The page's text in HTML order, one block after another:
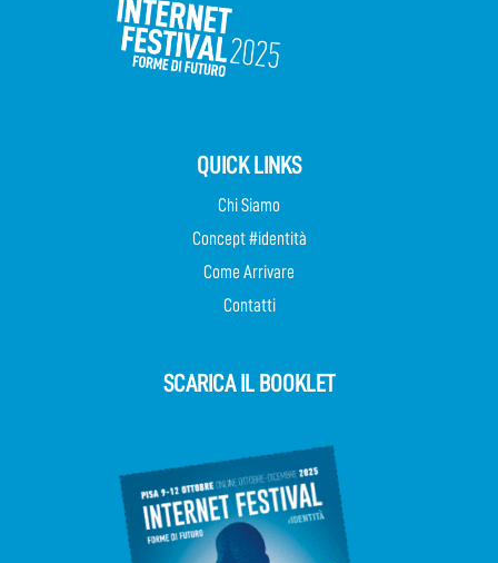
QUICK LINKS
Chi Siamo
Concept #identità
Come Arrivare
Contatti
SCARICA IL BOOKLET